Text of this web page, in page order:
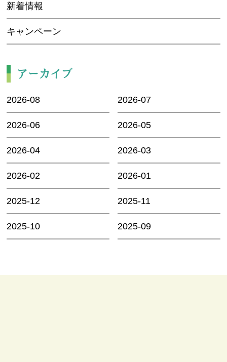
新着情報
キャンペーン
アーカイブ
2026-08 2026-07
2026-06 2026-05
2026-04 2026-03
2026-02 2026-01
2025-12 2025-11
2025-10 2025-09